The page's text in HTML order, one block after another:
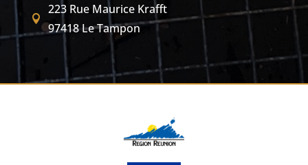

223 Rue Maurice Krafft
97418 Le Tampon